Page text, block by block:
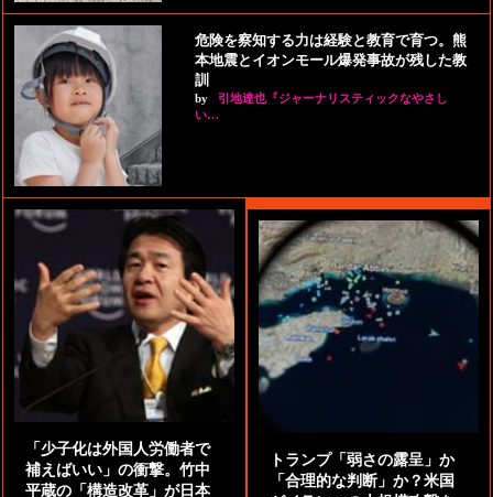
危険を察知する力は経験と教育で育つ。熊
本地震とイオンモール爆発事故が残した教
訓
by
引地達也『ジャーナリスティックなやさし
い…
「少子化は外国人労働者で
補えばいい」の衝撃。竹中
平蔵の「構造改革」が日本
トランプ「弱さの露呈」か
「合理的な判断」か？米国